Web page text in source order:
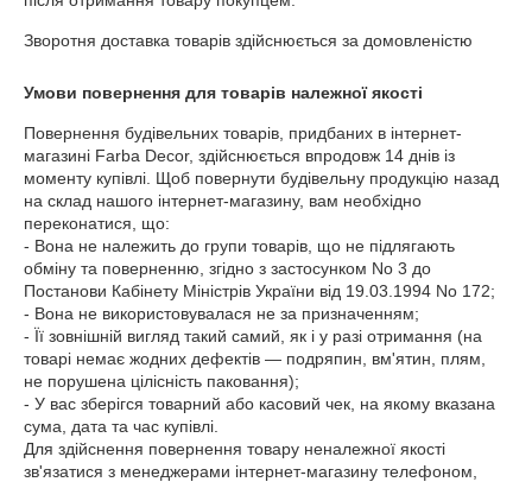
Зворотня доставка товарів здійснюється за домовленістю
Умови повернення для товарів належної якості
Повернення будівельних товарів, придбаних в інтернет-
магазині Farba Decor, здійснюється впродовж 14 днів із
моменту купівлі. Щоб повернути будівельну продукцію назад
на склад нашого інтернет-магазину, вам необхідно
переконатися, що:
- Вона не належить до групи товарів, що не підлягають
обміну та поверненню, згідно з застосунком No 3 до
Постанови Кабінету Міністрів України від 19.03.1994 No 172;
- Вона не використовувалася не за призначенням;
- Її зовнішній вигляд такий самий, як і у разі отримання (на
товарі немає жодних дефектів — подряпин, вм'ятин, плям,
не порушена цілісність паковання);
- У вас зберігся товарний або касовий чек, на якому вказана
сума, дата та час купівлі.
Для здійснення повернення товару неналежної якості
зв'язатися з менеджерами інтернет-магазину телефоном,